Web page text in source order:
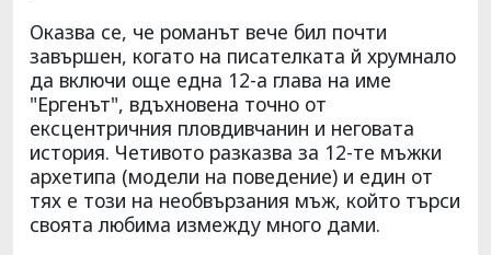
Оказва се, че романът вече бил почти
завършен, когато на писателката й хрумнало
да включи още една 12-а глава на име
"Ергенът", вдъхновена точно от
ексцентричния пловдивчанин и неговата
история. Четивото разказва за 12-те мъжки
архетипа (модели на поведение) и един от
тях е този на необвързания мъж, който търси
своята любима измежду много дами.